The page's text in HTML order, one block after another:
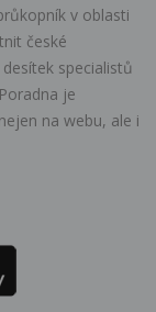
v oblasti
české
specialistů
je
na webu, ale i